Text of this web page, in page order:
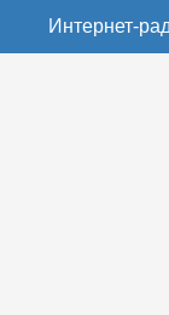
Интернет-